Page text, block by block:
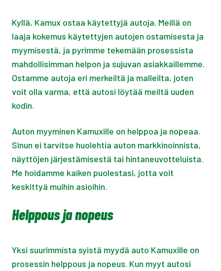
Kyllä, Kamux ostaa käytettyjä autoja. Meillä on
laaja kokemus käytettyjen autojen ostamisesta ja
myymisestä, ja pyrimme tekemään prosessista
mahdollisimman helpon ja sujuvan asiakkaillemme.
Ostamme autoja eri merkeiltä ja malleilta, joten
voit olla varma, että autosi löytää meiltä uuden
kodin.
Auton myyminen Kamuxille on helppoa ja nopeaa.
Sinun ei tarvitse huolehtia auton markkinoinnista,
näyttöjen järjestämisestä tai hintaneuvotteluista.
Me hoidamme kaiken puolestasi, jotta voit
keskittyä muihin asioihin.
Helppous ja nopeus
Yksi suurimmista syistä myydä auto Kamuxille on
prosessin helppous ja nopeus. Kun myyt autosi